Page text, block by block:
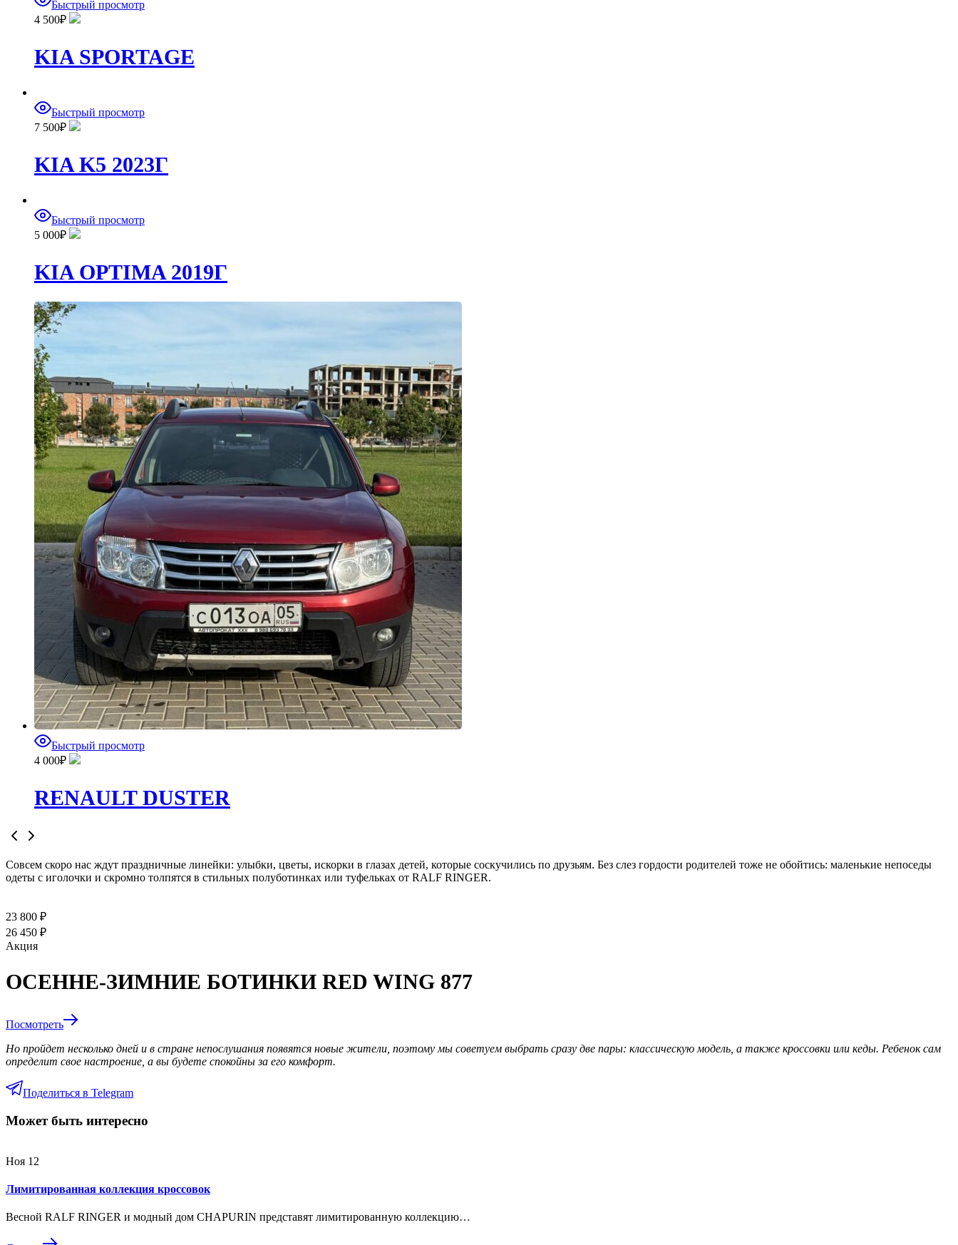
Быстрый просмотр
4 500₽
KIA SPORTAGE
Быстрый просмотр
7 500₽
KIA K5 2023Г
Быстрый просмотр
5 000₽
KIA OPTIMA 2019Г
Быстрый просмотр
4 000₽
RENAULT DUSTER
Совсем скоро нас ждут праздничные линейки: улыбки, цветы, искорки в глазах детей, которые соскучились по друзьям. Без слез гордости родителей тоже не обойтись: маленькие непоседы
одеты с иголочки и скромно толпятся в стильных полуботинках или туфельках от RALF RINGER.
23 800 ₽
26 450 ₽
Акция
ОСЕННЕ-ЗИМНИЕ БОТИНКИ RED WING 877
Посмотреть
Но пройдет несколько дней и в стране непослушания появятся новые жители, поэтому мы советуем выбрать сразу две пары: классическую модель, а также кроссовки или кеды. Ребенок сам
определит свое настроение, а вы будете спокойны за его комфорт.
Поделиться в Telegram
Может быть интересно
Ноя 12
Лимитированная коллекция кроссовок
Весной RALF RINGER и модный дом CHAPURIN представят лимитированную коллекцию…